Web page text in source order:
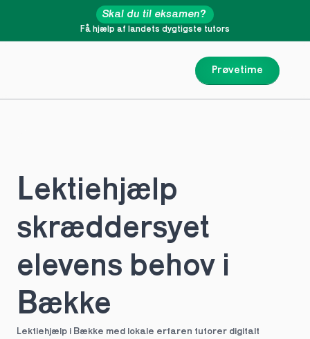
Prøvetime
Få hjælp af landets dygtigste tutors
Skal du til eksamen?
Lektiehjælp
skræddersyet
elevens behov i
Bække
Lektiehjælp i Bække med lokale erfaren tutorer digitalt